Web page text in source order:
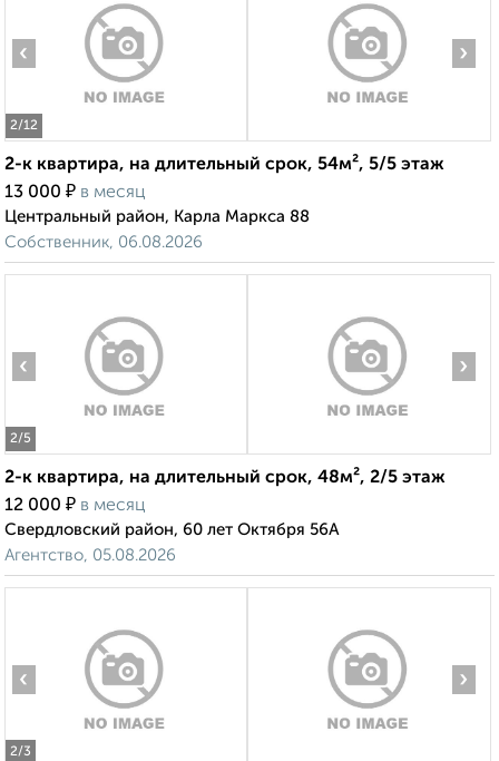
2/12
‹ ›
2-к квартира, на длительный срок, 54м², 5/5 этаж
13 000 ₽ в месяц
Центральный район, Карла Маркса 88
Собственник, 06.08.2026
2/5
‹ ›
2-к квартира, на длительный срок, 48м², 2/5 этаж
12 000 ₽ в месяц
Свердловский район, 60 лет Октября 56А
Агентство, 05.08.2026
2/3
‹ ›